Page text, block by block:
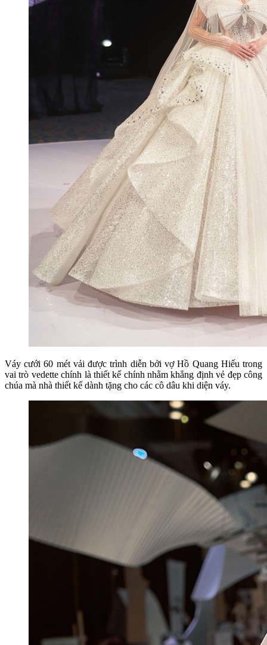
Váy cưới 60 mét vải được trình diễn bởi vợ Hồ Quang Hiếu trong
vai trò vedette chính là thiết kế chính nhằm khẳng định vẻ đẹp công
chúa mà nhà thiết kế dành tặng cho các cô dâu khi diện váy.